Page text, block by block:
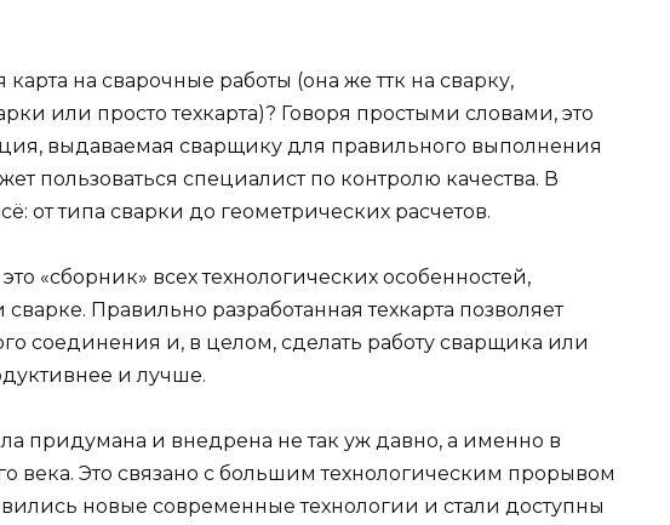
карта на сварочные работы (она же ттк на сварку,
или просто техкарта)? Говоря простыми словами, это
выдаваемая сварщику для правильного выполнения
пользоваться специалист по контролю качества. В
от типа сварки до геометрических расчетов.
«сборник» всех технологических особенностей,
Правильно разработанная техкарта позволяет
соединения и, в целом, сделать работу сварщика или
и лучше.
придумана и внедрена не так уж давно, а именно в
века. Это связано с большим технологическим прорывом
новые современные технологии и стали доступны